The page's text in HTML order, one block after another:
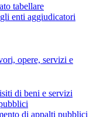
tabellare
enti aggiudicatori
opere, servizi e
di beni e servizi
di appalti pubblici